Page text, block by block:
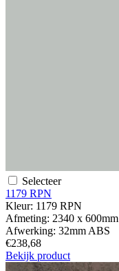
Selecteer
1179 RPN
Kleur: 1179 RPN
Afmeting: 2340 x 600mm
Afwerking: 32mm ABS
€238,68
Bekijk product